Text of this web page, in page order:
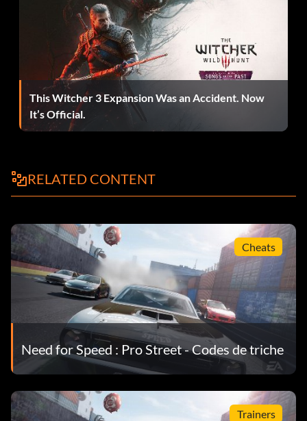
This Witcher 3 Expansion Was an Accident. Now
It’s Official.
RELATED CONTENT
Cheats
Need for Speed : Pro Street - Codes de triche
Trainers